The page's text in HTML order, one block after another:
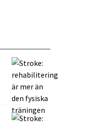
& Samliv
& Stress